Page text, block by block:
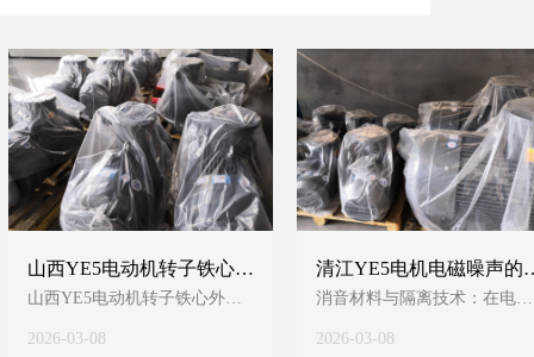
山西YE5电动机转子铁心外
圆精加工技术要求
山西YE5电动机转子铁心外圆
2026-03-08
清江YE5电机电磁噪声的
制分析
消音材料与隔离技术：在电机
2026-03-08